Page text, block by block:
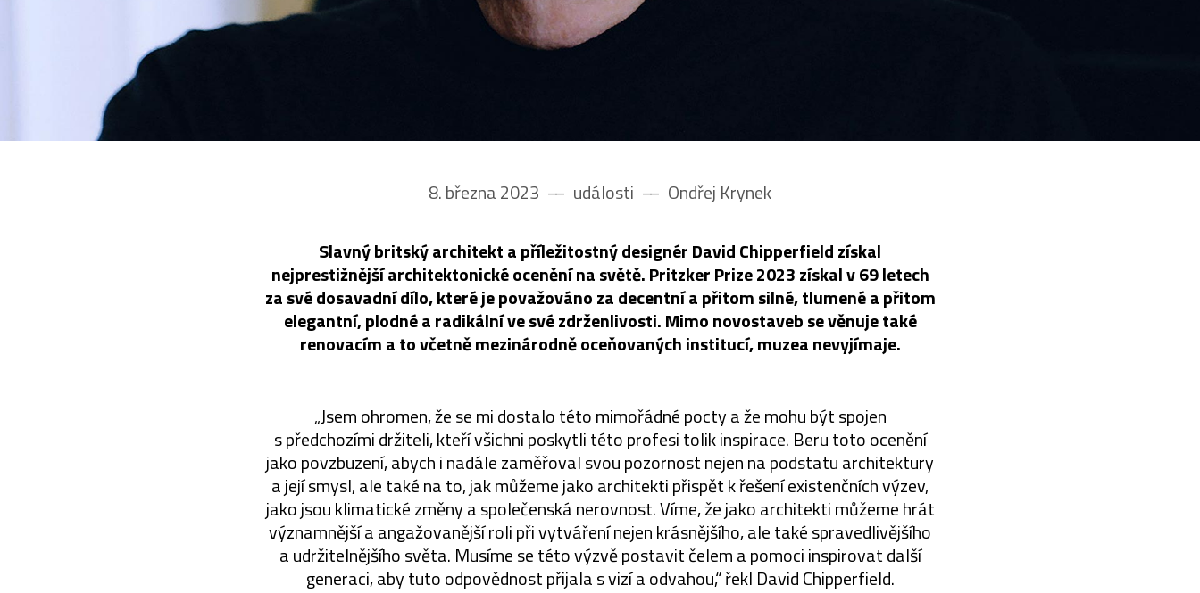
8. března 2023 –– události –– Ondřej Krynek
Slavný britský architekt a příležitostný designér David Chipperfield získal
nejprestižnější architektonické ocenění na světě. Pritzker Prize 2023 získal v 69 letech
za své dosavadní dílo, které je považováno za decentní a přitom silné, tlumené a přitom
elegantní, plodné a radikální ve své zdrženlivosti. Mimo novostaveb se věnuje také
renovacím a to včetně mezinárodně oceňovaných institucí, muzea nevyjímaje.
„Jsem ohromen, že se mi dostalo této mimořádné pocty a že mohu být spojen
s předchozími držiteli, kteří všichni poskytli této profesi tolik inspirace. Beru toto ocenění
jako povzbuzení, abych i nadále zaměřoval svou pozornost nejen na podstatu architektury
a její smysl, ale také na to, jak můžeme jako architekti přispět k řešení existenčních výzev,
jako jsou klimatické změny a společenská nerovnost. Víme, že jako architekti můžeme hrát
významnější a angažovanější roli při vytváření nejen krásnějšího, ale také spravedlivějšího
a udržitelnějšího světa. Musíme se této výzvě postavit čelem a pomoci inspirovat další
generaci, aby tuto odpovědnost přijala s vizí a odvahou,“ řekl David Chipperfield.